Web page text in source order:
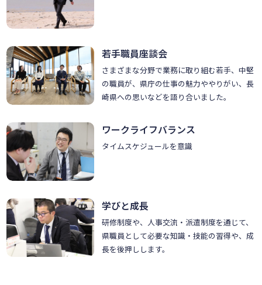
若手職員座談会
さまざまな分野で業務に取り組む若手、中堅
の職員が、県庁の仕事の魅力ややりがい、長
崎県への思いなどを語り合いました。
ワークライフバランス
タイムスケジュールを意識
学びと成長
研修制度や、人事交流・派遣制度を通じて、
県職員として必要な知識・技能の習得や、成
長を後押しします。